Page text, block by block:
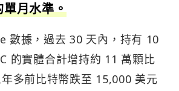
單月水準。
數據，過去 30 天內，持有 10
的實體合計增持約 11 萬顆比
多前比特幣跌至 15,000 美元